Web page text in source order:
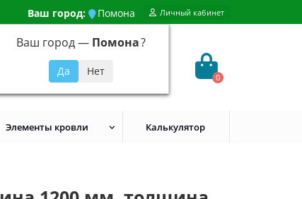
Ваш город: Помона
Ваш город — Помона?
Личный кабинет
92-94
0
Элементы кровли Калькулятор